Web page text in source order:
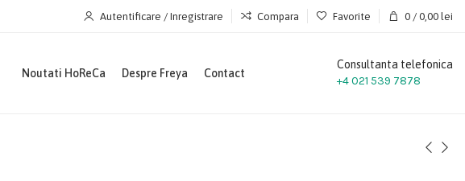
Autentificare / Inregistrare Compara Favorite 0 / 0,00 lei
Noutati HoReCa Despre Freya Contact
Consultanta telefonica
+4 021 539 7878